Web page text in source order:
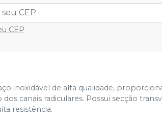
CEP
inoxidável de alta qualidade,
canais radiculares. Possui secção
resistência.